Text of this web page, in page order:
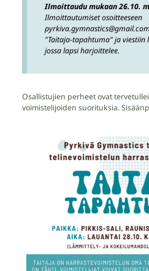
Ilmoittaudu mukaan 26.10.
Ilmoittautumiset osoitteeseen
"Taitaja-tapahtuma" ja viestiin
jossa lapsi harjoittelee.
Osallistujien perheet ovat
voimistelijoiden suorituksia.